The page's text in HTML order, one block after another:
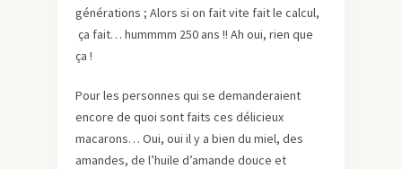
générations ; Alors si on fait vite fait le calcul,
ça fait… hummmm 250 ans !! Ah oui, rien que
ça !
Pour les personnes qui se demanderaient
encore de quoi sont faits ces délicieux
macarons… Oui, oui il y a bien du miel, des
amandes, de l’huile d’amande douce et